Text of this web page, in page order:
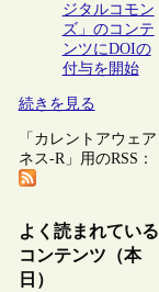
ジタルコモン
ズ」のコンテ
ンツにDOIの
付与を開始
続きを見る
「カレントアウェア
ネス-R」用のRSS：
よく読まれている
コンテンツ（本
日）